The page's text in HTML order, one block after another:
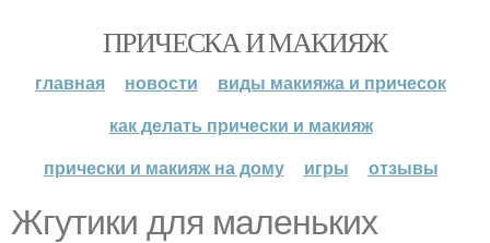
ПРИЧЕСКА И МАКИЯЖ
главная новости
виды макияжа и причесок
как делать прически и макияж
прически и макияж на дому
игры отзывы
Жгутики для маленьких